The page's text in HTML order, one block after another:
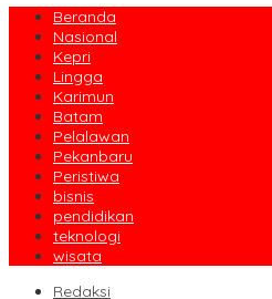
Beranda
Nasional
Kepri
Lingga
Karimun
Batam
Pelalawan
Pekanbaru
Peristiwa
bisnis
pendidikan
teknologi
wisata
Redaksi